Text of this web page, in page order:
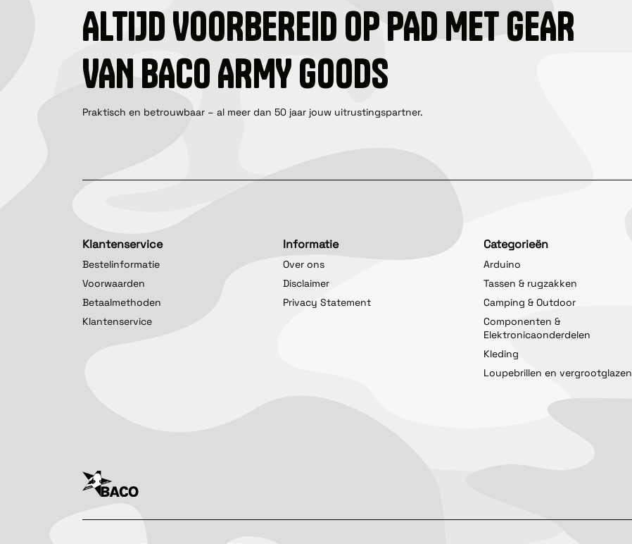
ALTIJD VOORBEREID OP PAD MET GEAR
VAN BACO ARMY GOODS
Praktisch en betrouwbaar – al meer dan 50 jaar jouw uitrustingspartner.
Klantenservice
Bestelinformatie
Voorwaarden
Betaalmethoden
Klantenservice
Informatie
Over ons
Disclaimer
Privacy Statement
Categorieën
Arduino
Tassen & rugzakken
Camping & Outdoor
Componenten &
Elektronicaonderdelen
Kleding
Loupebrillen en vergrootglazen